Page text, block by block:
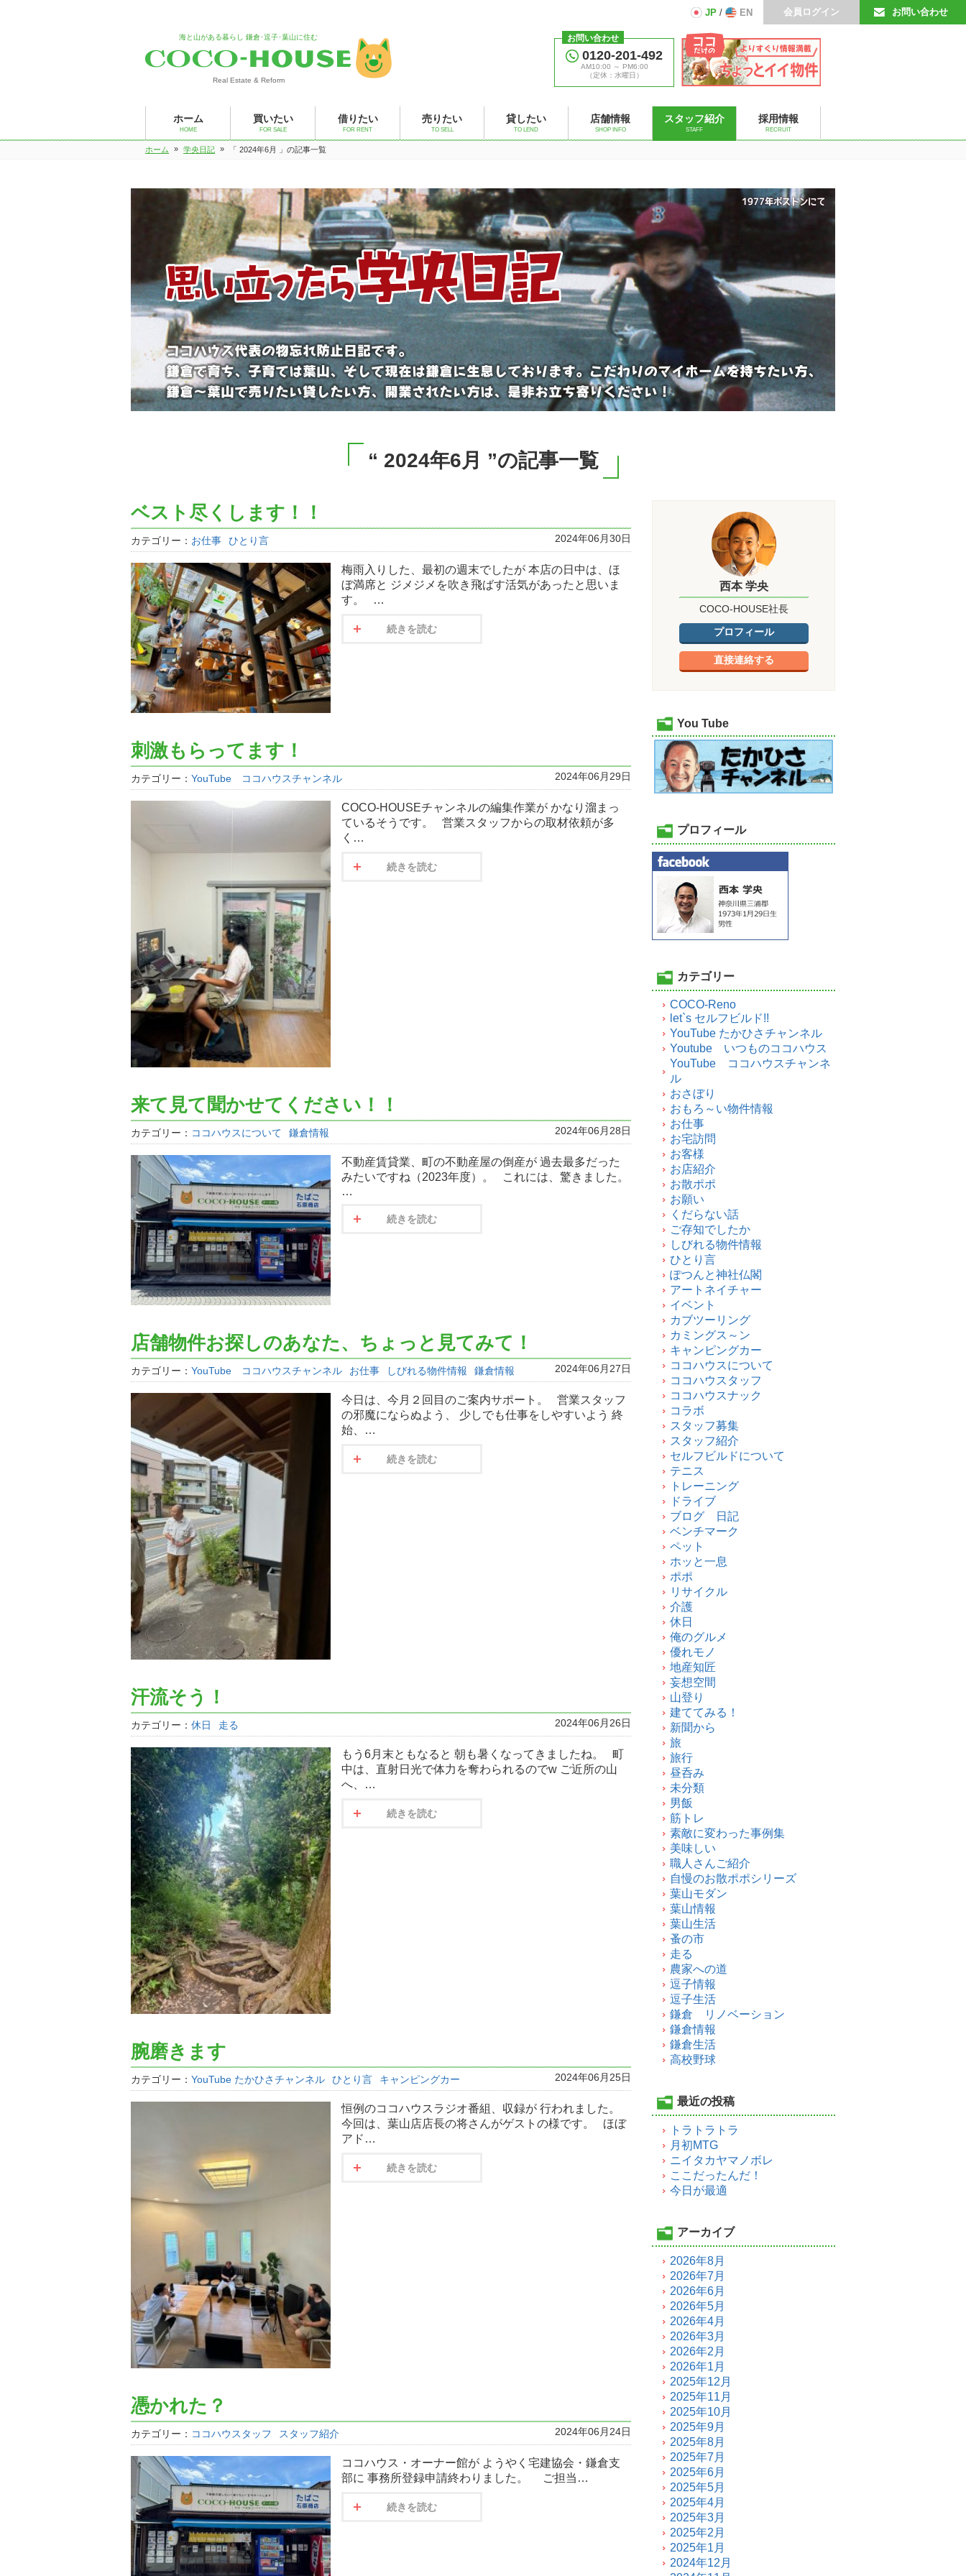
お問い合わせ
会員ログイン
JP / EN
海と山がある暮らし 鎌倉･逗子･葉山に住む
Real Estate & Reform
お問い合わせ
0120-201-492
AM10:00 ～ PM6:00
（定休：水曜日）
ホーム
HOME
買いたい
FOR SALE
借りたい
FOR RENT
売りたい
TO SELL
貸したい
TO LEND
店舗情報
SHOP INFO
スタッフ紹介
STAFF
採用情報
RECRUIT
ホーム » 学央日記 » 「 2024年6月 」の記事一覧
“ 2024年6月 ”の記事一覧
ベスト尽くします！！
カテゴリー： お仕事 ひとり言 2024年06月30日
梅雨入りした、最初の週末でしたが 本店の日中は、ほ
ぼ満席と ジメジメを吹き飛ばす活気があったと思いま
す。 …
続きを読む
刺激もらってます！
カテゴリー： YouTube ココハウスチャンネル 2024年06月29日
COCO-HOUSEチャンネルの編集作業が かなり溜まっ
ているそうです。 営業スタッフからの取材依頼が多
く…
続きを読む
来て見て聞かせてください！！
カテゴリー： ココハウスについて 鎌倉情報 2024年06月28日
不動産賃貸業、町の不動産屋の倒産が 過去最多だった
みたいですね（2023年度）。 これには、驚きました。
…
続きを読む
店舗物件お探しのあなた、ちょっと見てみて！
カテゴリー： YouTube ココハウスチャンネル お仕事 しびれる物件情報 鎌倉情報 2024年06月27日
今日は、今月２回目のご案内サポート。 営業スタッフ
の邪魔にならぬよう、 少しでも仕事をしやすいよう 終
始、…
続きを読む
汗流そう！
カテゴリー： 休日 走る 2024年06月26日
もう6月末ともなると 朝も暑くなってきましたね。 町
中は、直射日光で体力を奪わられるのでw ご近所の山
へ、…
続きを読む
腕磨きます
カテゴリー： YouTube たかひさチャンネル ひとり言 キャンピングカー 2024年06月25日
恒例のココハウスラジオ番組、収録が 行われました。
今回は、葉山店店長の将さんがゲストの様です。 ほぼ
アド…
続きを読む
憑かれた？
カテゴリー： ココハウスタッフ スタッフ紹介 2024年06月24日
ココハウス・オーナー館が ようやく宅建協会・鎌倉支
部に 事務所登録申請終わりました。 ご担当…
続きを読む
西本 学央
COCO-HOUSE社長
プロフィール
直接連絡する
You Tube
プロフィール
カテゴリー
COCO-Reno
let`s セルフビルド!!
YouTube たかひさチャンネル
Youtube いつものココハウス
YouTube ココハウスチャンネ
ル
おさぼり
おもろ～い物件情報
お仕事
お宅訪問
お客様
お店紹介
お散ポポ
お願い
くだらない話
ご存知でしたか
しびれる物件情報
ひとり言
ぽつんと神社仏閣
アートネイチャー
イベント
カブツーリング
カミングス～ン
キャンピングカー
ココハウスについて
ココハウスタッフ
ココハウスナック
コラボ
スタッフ募集
スタッフ紹介
セルフビルドについて
テニス
トレーニング
ドライブ
ブログ 日記
ベンチマーク
ペット
ホッと一息
ポポ
リサイクル
介護
休日
俺のグルメ
優れモノ
地産知匠
妄想空間
山登り
建ててみる！
新聞から
旅
旅行
昼呑み
未分類
男飯
筋トレ
素敵に変わった事例集
美味しい
職人さんご紹介
自慢のお散ポポシリーズ
葉山モダン
葉山情報
葉山生活
蚤の市
走る
農家への道
逗子情報
逗子生活
鎌倉 リノベーション
鎌倉情報
鎌倉生活
高校野球
最近の投稿
トラトラトラ
月初MTG
ニイタカヤマノボレ
ここだったんだ！
今日が最適
アーカイブ
2026年8月
2026年7月
2026年6月
2026年5月
2026年4月
2026年3月
2026年2月
2026年1月
2025年12月
2025年11月
2025年10月
2025年9月
2025年8月
2025年7月
2025年6月
2025年5月
2025年4月
2025年3月
2025年2月
2025年1月
2024年12月